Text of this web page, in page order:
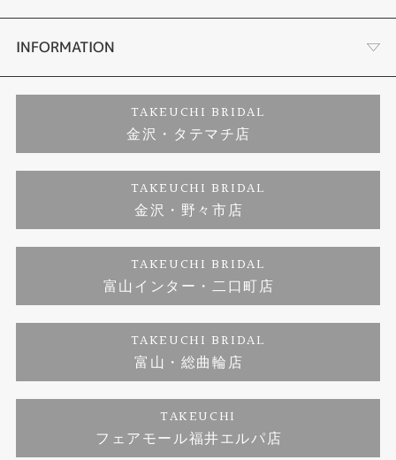
セットリング
婚約ネックレス
ダイヤモンド
ジュエリーリフォーム
お客様の声
プロポーズサポート
ブランドリスト
福井指輪工房｜手作りペアリング
福井指輪工房｜手作り結婚指輪 and 婚約指輪
福井工房｜手作り婚約指輪プロポーズプラン
会社概要
お客様の声
INFORMATION
プライバシーポリシー
TAKEUCHI BRIDAL
金沢・タテマチ店
TAKEUCHI BRIDAL
金沢・野々市店
TAKEUCHI BRIDAL
富山インター・二口町店
TAKEUCHI BRIDAL
富山・総曲輪店
TAKEUCHI
フェアモール福井エルパ店